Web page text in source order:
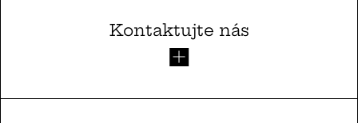
Kontaktujte nás